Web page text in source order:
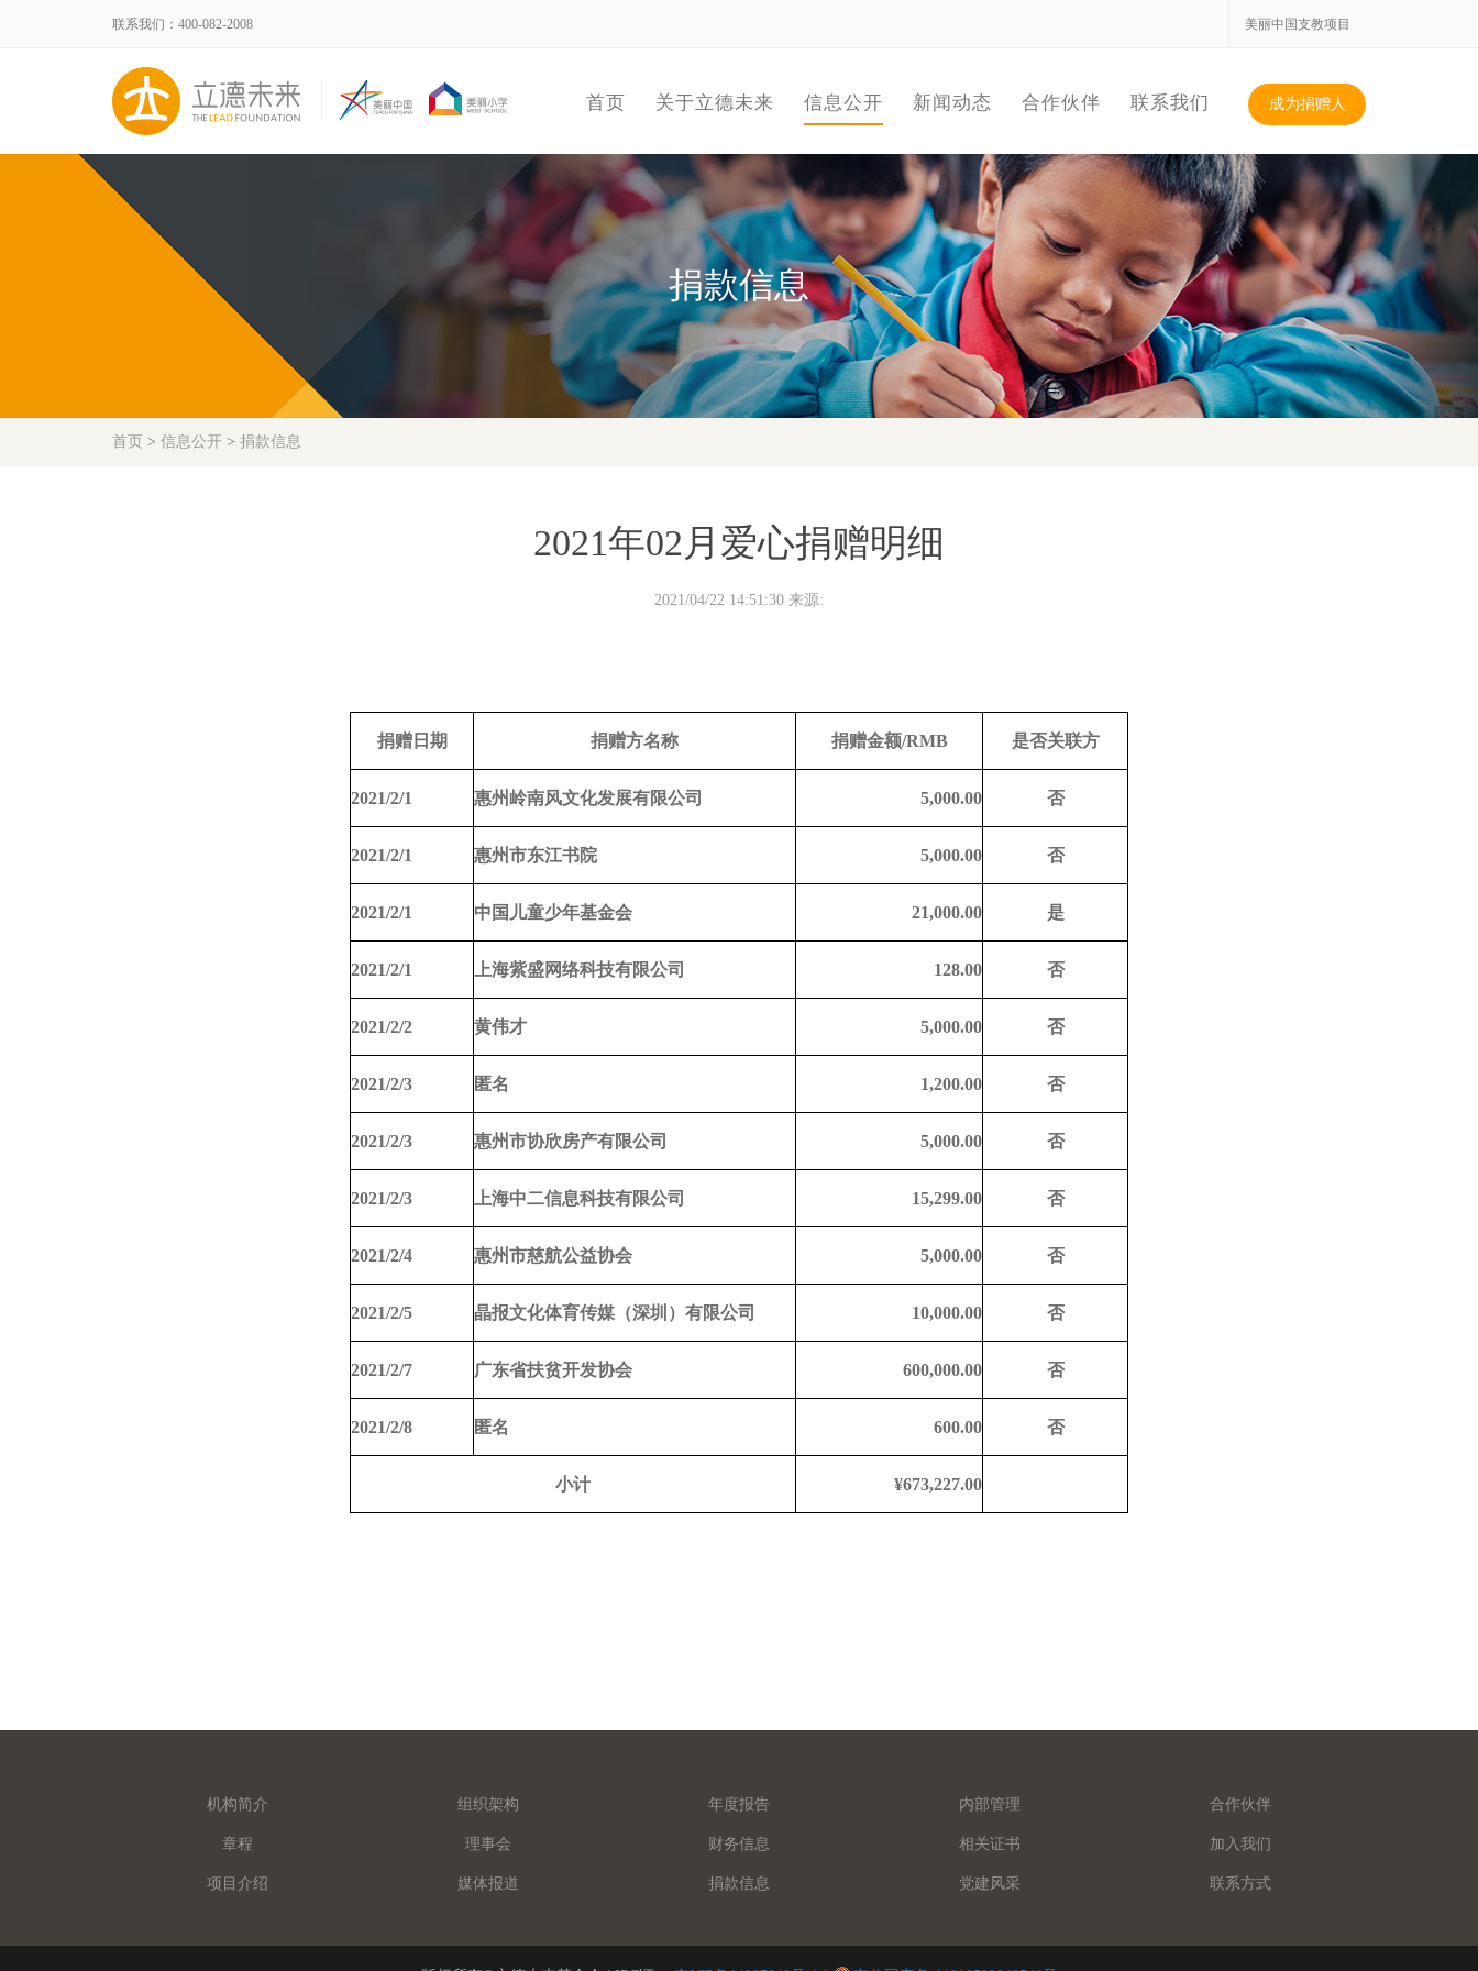
联系我们：400-082-2008 美丽中国支教项目
首页 关于立德未来 信息公开 新闻动态 合作伙伴 联系我们 成为捐赠人
捐款信息
首页 > 信息公开 > 捐款信息
2021年02月爱心捐赠明细
2021/04/22 14:51:30 来源:
捐赠日期 捐赠方名称 捐赠金额/RMB 是否关联方
2021/2/1 惠州岭南风文化发展有限公司 5,000.00 否
2021/2/1 惠州市东江书院 5,000.00 否
2021/2/1 中国儿童少年基金会 21,000.00 是
2021/2/1 上海紫盛网络科技有限公司 128.00 否
2021/2/2 黄伟才 5,000.00 否
2021/2/3 匿名 1,200.00 否
2021/2/3 惠州市协欣房产有限公司 5,000.00 否
2021/2/3 上海中二信息科技有限公司 15,299.00 否
2021/2/4 惠州市慈航公益协会 5,000.00 否
2021/2/5 晶报文化体育传媒（深圳）有限公司 10,000.00 否
2021/2/7 广东省扶贫开发协会 600,000.00 否
2021/2/8 匿名 600.00 否
小计 ¥673,227.00
机构简介 组织架构 年度报告 内部管理 合作伙伴
章程 理事会 财务信息 相关证书 加入我们
项目介绍 媒体报道 捐款信息 党建风采 联系方式